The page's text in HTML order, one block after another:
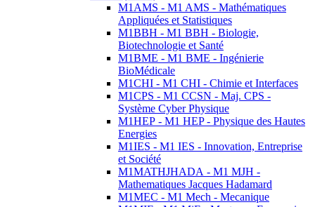
M1AMS - M1 AMS - Mathématiques
Appliquées et Statistiques
M1BBH - M1 BBH - Biologie,
Biotechnologie et Santé
M1BME - M1 BME - Ingénierie
BioMédicale
M1CHI - M1 CHI - Chimie et Interfaces
M1CPS - M1 CCSN - Maj. CPS -
Système Cyber Physique
M1HEP - M1 HEP - Physique des Hautes
Energies
M1IES - M1 IES - Innovation, Entreprise
et Société
M1MATHJHADA - M1 MJH -
Mathematiques Jacques Hadamard
M1MEC - M1 Mech - Mecanique